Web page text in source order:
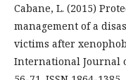
Cabane, L. (2015)
management of a
victims after
International Journal